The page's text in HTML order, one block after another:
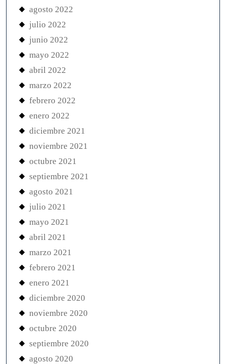
agosto 2022
julio 2022
junio 2022
mayo 2022
abril 2022
marzo 2022
febrero 2022
enero 2022
diciembre 2021
noviembre 2021
octubre 2021
septiembre 2021
agosto 2021
julio 2021
mayo 2021
abril 2021
marzo 2021
febrero 2021
enero 2021
diciembre 2020
noviembre 2020
octubre 2020
septiembre 2020
agosto 2020